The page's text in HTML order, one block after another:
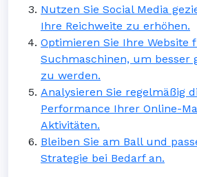
Nutzen Sie Social Media
Ihre Reichweite zu erhöhen.
Optimieren Sie Ihre Website
Suchmaschinen, um besser
zu werden.
Analysieren Sie regelmäßig
Performance Ihrer Online-
Aktivitäten.
Bleiben Sie am Ball und
Strategie bei Bedarf an.